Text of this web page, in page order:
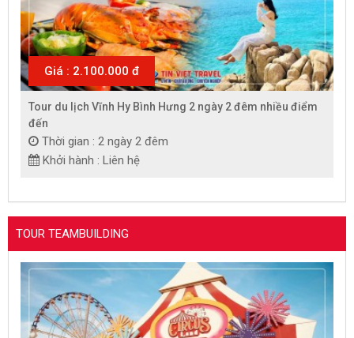
Giá : 2.100.000 đ
Tour du lịch Vĩnh Hy Bình Hưng 2 ngày 2 đêm nhiều điểm
đến
Thời gian : 2 ngày 2 đêm
Khởi hành : Liên hệ
TOUR TEAMBUILDING